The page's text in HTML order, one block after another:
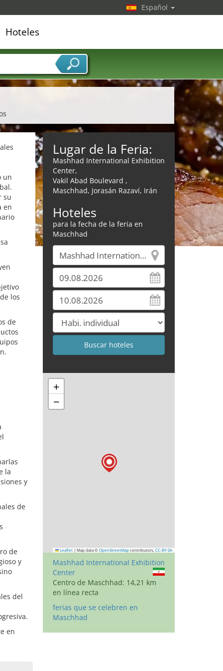
un
su
en
los
de
la
y
de
de
y
del
en
Lugar de la Feria:
Mashhad International Exhibition
Center,
Vakil Abad Boulevard ,
Maschhad, Jorasán Razaví, Irán
Hoteles
para la fecha de la feria en
Maschhad
+
−
Leaflet | Map data © OpenStreetMap contributors, CC-BY-SA
Mashhad International Exhibition
Center
Centro de Maschhad: 14,21 km
en línea recta
ferias que se celebren en
Maschhad
Español
Hoteles
de servicios